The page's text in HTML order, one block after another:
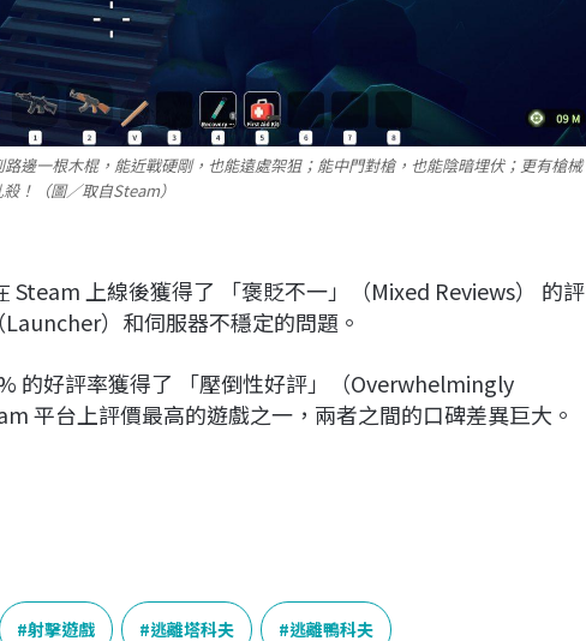
邊一根木棍，能近戰硬剛，也能遠處架狙；能中門對槍，也能陰暗埋伏；更有槍械
！（圖／取自Steam）
Steam 上線後獲得了 「褒貶不一」（Mixed Reviews） 的評
）和伺服器不穩定的問題。
的好評率獲得了 「壓倒性好評」（Overwhelmingly
平台上評價最高的遊戲之一，兩者之間的口碑差異巨大。
射擊遊戲 逃離塔科夫 逃離鴨科夫